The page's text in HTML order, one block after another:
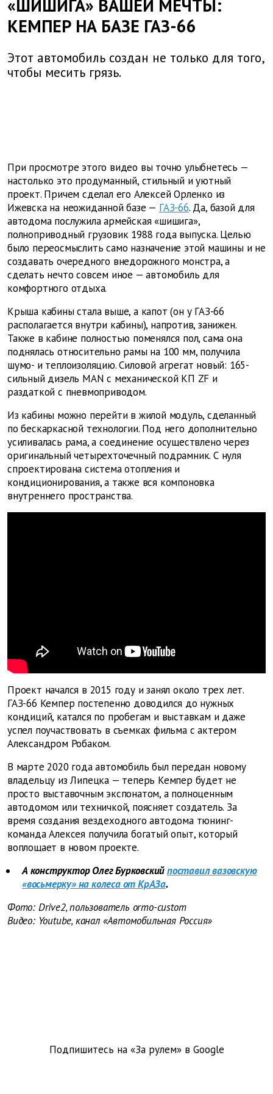
«ШИШИГА» ВАШЕЙ МЕЧТЫ:
КЕМПЕР НА БАЗЕ ГАЗ-66
Этот автомобиль создан не только для того,
чтобы месить грязь.
При просмотре этого видео вы точно улыбнетесь —
настолько это продуманный, стильный и уютный
проект. Причем сделал его Алексей Орленко из
Ижевска на неожиданной базе — ГАЗ-66. Да, базой для
автодома послужила армейская «шишига»,
полноприводный грузовик 1988 года выпуска. Целью
было переосмыслить само назначение этой машины и не
создавать очередного внедорожного монстра, а
сделать нечто совсем иное — автомобиль для
комфортного отдыха.
Крыша кабины стала выше, а капот (он у ГАЗ-66
располагается внутри кабины), напротив, занижен.
Также в кабине полностью поменялся пол, сама она
поднялась относительно рамы на 100 мм, получила
шумо- и теплоизоляцию. Силовой агрегат новый: 165-
сильный дизель MAN с механической КП ZF и
раздаткой с пневмоприводом.
Из кабины можно перейти в жилой модуль, сделанный
по бескаркасной технологии. Под него дополнительно
усиливалась рама, а соединение осуществлено через
оригинальный четырехточечный подрамник. С нуля
спроектирована система отопления и
кондиционирования, а также вся компоновка
внутреннего пространства.
Проект начался в 2015 году и занял около трех лет.
ГАЗ-66 Кемпер постепенно доводился до нужных
кондиций, катался по пробегам и выставкам и даже
успел поучаствовать в съемках фильма с актером
Александром Робаком.
В марте 2020 года автомобиль был передан новому
владельцу из Липецка — теперь Кемпер будет не
просто выставочным экспонатом, а полноценным
автодомом или техничкой, поясняет создатель. За
время создания вездеходного автодома тюнинг-
команда Алексея получила богатый опыт, который
воплощает в новом проекте.
А конструктор Олег Бурковскийпоставил вазовскую
«восьмерку» на колеса от КрАЗа.
Фото: Drive2, пользователь ormo-custom
Видео: Youtube, канал «Автомобильная Россия»
Подпишитесь на «За рулем» в Google